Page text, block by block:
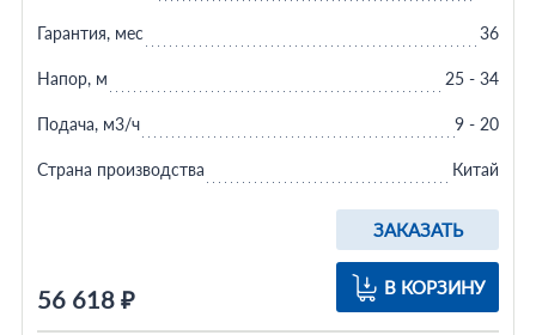
56 618 ₽
ЗАКАЗАТЬ
В КОРЗИНУ
Гарантия, мес 36
Напор, м 25 - 34
Подача, м3/ч 9 - 20
Страна производства Китай